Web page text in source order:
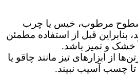
مرطوب، خیس یا چرب
بنابراین قبل از استفاده مطمئن
و تمیز باشد.
از ابزارهای تیز مانند چاقو یا
تا چسب آسیب نبیند.